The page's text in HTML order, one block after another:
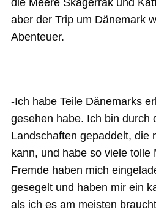
aber der Trip um Dänemark
Abenteuer.
-Ich habe Teile Dänemarks
gesehen habe. Ich bin durch
Landschaften gepaddelt, die
kann, und habe so viele tolle
Fremde haben mich
gesegelt und haben mir ein
als ich es am meisten